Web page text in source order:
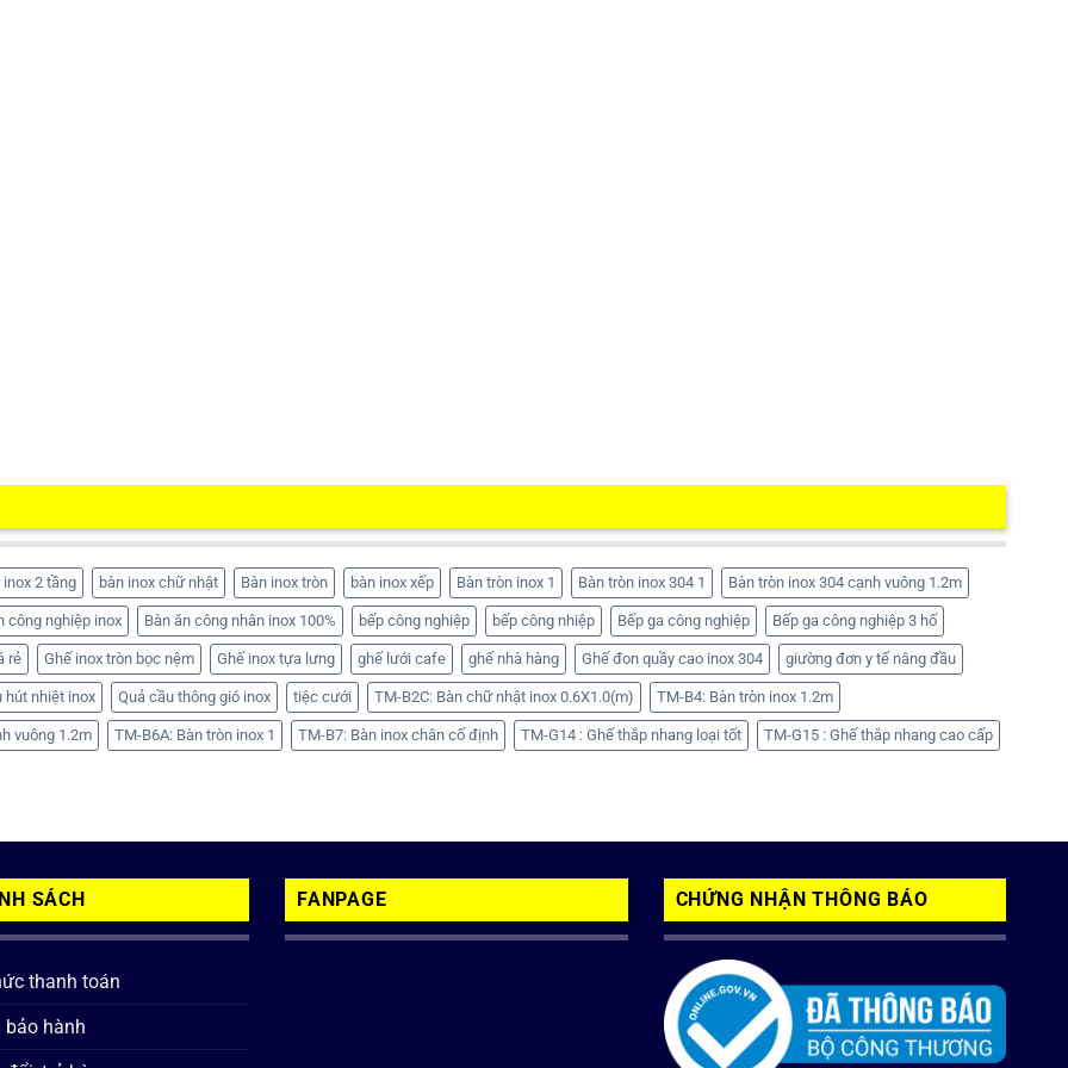
inox 2 tầng bàn inox chữ nhật Bàn inox tròn bàn inox xếp Bàn tròn inox 1 Bàn tròn inox 304 1 Bàn tròn inox 304 cạnh vuông 1.2m
công nghiệp inox Bàn ăn công nhân inox 100% bếp công nghiệp bếp công nhiệp Bếp ga công nghiệp Bếp ga công nghiệp 3 hố
rẻ Ghế inox tròn bọc nệm Ghế inox tựa lưng ghế lưới cafe ghế nhà hàng Ghế đon quầy cao inox 304 giường đơn y tế nâng đầu
hút nhiệt inox Quả cầu thông gió inox tiệc cưới TM-B2C: Bàn chữ nhật inox 0.6X1.0(m) TM-B4: Bàn tròn inox 1.2m
vuông 1.2m TM-B6A: Bàn tròn inox 1 TM-B7: Bàn inox chân cố định TM-G14 : Ghế thắp nhang loại tốt TM-G15 : Ghế thắp nhang cao cấp
SÁCH
thanh toán
bảo hành
FANPAGE CHỨNG NHẬN THÔNG BÁO